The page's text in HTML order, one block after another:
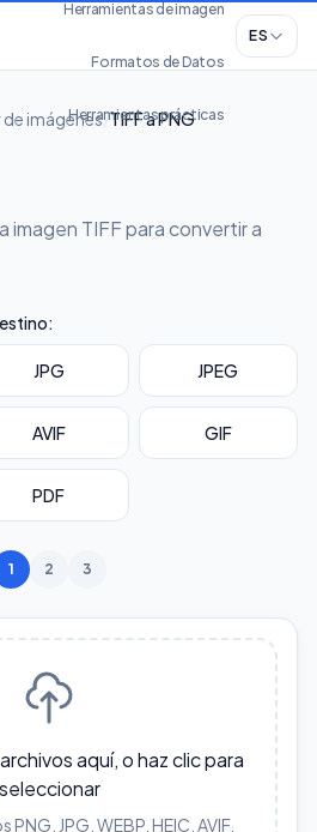
Herramientas de imagen
Formatos de Datos
Herramientas prácticas
ES
imágenes/TIFF a PNG
imagen TIFF para convertir a
JPG JPEG
AVIF GIF
PDF
1 2 3
aquí, o haz clic para
seleccionar
JPG, WEBP, HEIC, AVIF,